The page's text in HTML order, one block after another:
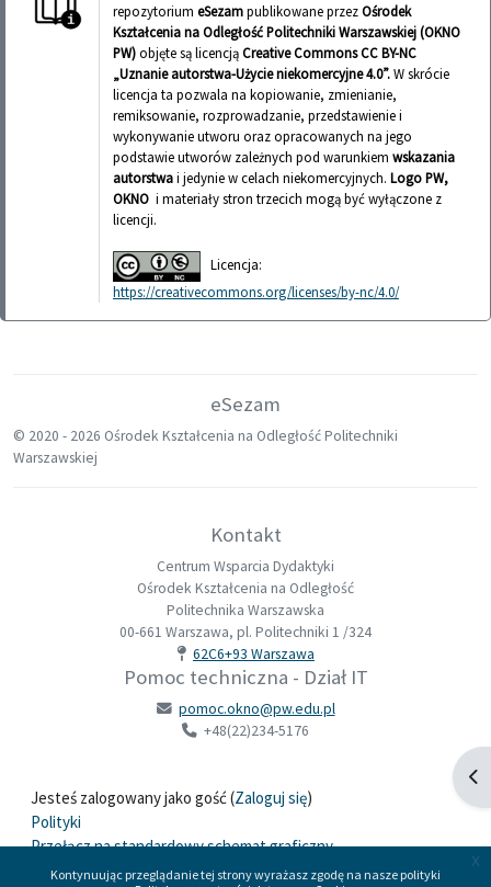
Kontynuując przeglądanie tej strony wyrażasz zgodę na nasze polityki
x
repozytorium eSezampublikowane przezOśrodek
Kształcenia na Odległość Politechniki Warszawskiej (OKNO
PW)objęte są licencjąCreative Commons CC BY-NC
„Uznanie autorstwa-Użycie niekomercyjne 4.0”.W skrócie
licencja ta pozwala na kopiowanie, zmienianie,
remiksowanie, rozprowadzanie, przedstawienie i
wykonywanie utworu oraz opracowanych na jego
podstawie utworów zależnych pod warunkiem wskazania
autorstwai jedynie w celach niekomercyjnych. Logo PW,
OKNO i materiały stron trzecich mogą być wyłączone z
licencji.
Licencja:
https://creativecommons.org/licenses/by-nc/4.0/
eSezam
© 2020 - 2026 Ośrodek Kształcenia na Odległość Politechniki
Warszawskiej
Kontakt
Centrum Wsparcia Dydaktyki
Ośrodek Kształcenia na Odległość
Politechnika Warszawska
00-661 Warszawa, pl. Politechniki 1 /324
62C6+93 Warszawa
Pomoc techniczna - Dział IT
pomoc.okno@pw.edu.pl
+48(22)234-5176
Jesteś zalogowany jako gość (Zaloguj się)
Polityki
Przełącz na standardowy schemat graficzny